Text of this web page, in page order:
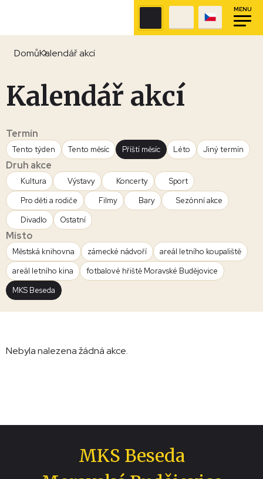
MENU
DomůKalendář akcí
Kalendář akcí
Termín
Tento týden Tento měsíc Příští měsíc Léto Jiný termín
Druh akce
Kultura Výstavy Koncerty
Sport
Pro děti a rodiče
Filmy Bary
Sezónní akce
Divadlo
Ostatní
Místo
Městská knihovna zámecké nádvoří
areál letního koupaliště
areál letního kina
fotbalové hřiště Moravské Budějovice
MKS Beseda
Nebyla nalezena žádná akce.
MKS Beseda